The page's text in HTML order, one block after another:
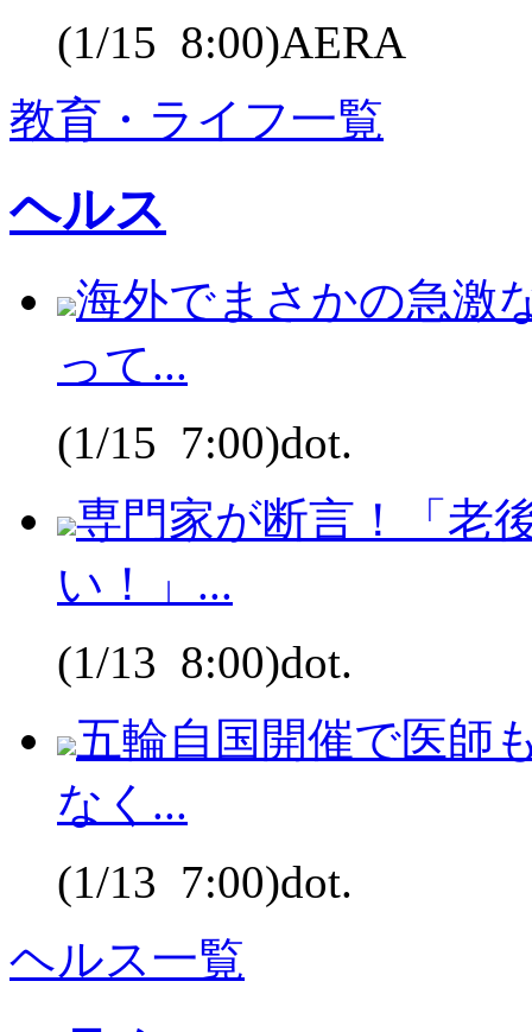
(1/15 8:00)AERA
教育・ライフ一覧
ヘルス
海外でまさかの急激
って...
(1/15 7:00)dot.
専門家が断言！「老
い！」...
(1/13 8:00)dot.
五輪自国開催で医師
なく...
(1/13 7:00)dot.
ヘルス一覧